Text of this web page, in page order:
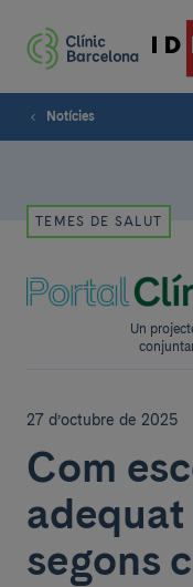
Notícies
Un
TEMES DE SALUT
27 d’octubre de 2025
Com
segons